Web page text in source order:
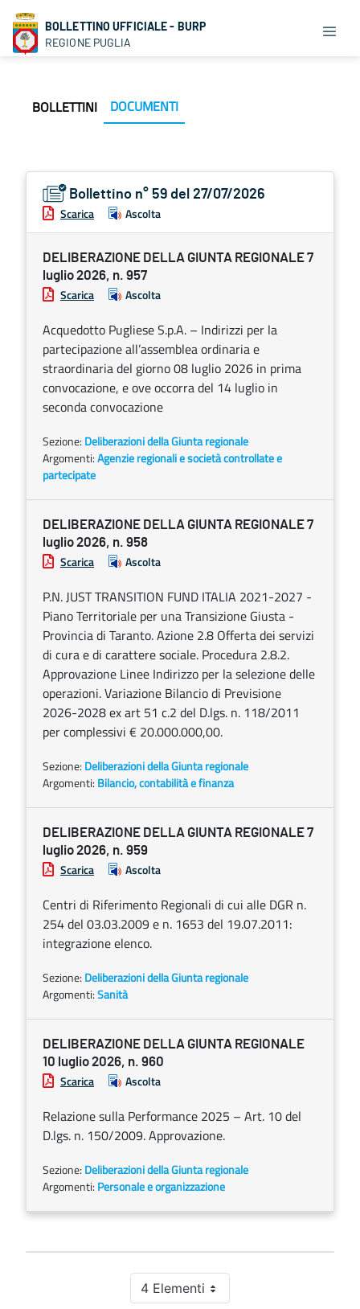
BOLLETTINO UFFICIALE - BURP
REGIONE PUGLIA
BOLLETTINI DOCUMENTI
Bollettino n° 59 del 27/07/2026
Scarica Ascolta
DELIBERAZIONE DELLA GIUNTA REGIONALE 7
luglio 2026, n. 957
Scarica Ascolta
Acquedotto Pugliese S.p.A. – Indirizzi per la
partecipazione all’assemblea ordinaria e
straordinaria del giorno 08 luglio 2026 in prima
convocazione, e ove occorra del 14 luglio in
seconda convocazione
Sezione: Deliberazioni della Giunta regionale
Argomenti:Agenzie regionali e società controllate e
partecipate
DELIBERAZIONE DELLA GIUNTA REGIONALE 7
luglio 2026, n. 958
Scarica Ascolta
P.N. JUST TRANSITION FUND ITALIA 2021-2027 -
Piano Territoriale per una Transizione Giusta -
Provincia di Taranto. Azione 2.8 Offerta dei servizi
di cura e di carattere sociale. Procedura 2.8.2.
Approvazione Linee Indirizzo per la selezione delle
operazioni. Variazione Bilancio di Previsione
2026-2028 ex art 51 c.2 del D.lgs. n. 118/2011
per complessivi € 20.000.000,00.
Sezione: Deliberazioni della Giunta regionale
Argomenti: Bilancio, contabilità e finanza
DELIBERAZIONE DELLA GIUNTA REGIONALE 7
luglio 2026, n. 959
Scarica Ascolta
Centri di Riferimento Regionali di cui alle DGR n.
254 del 03.03.2009 e n. 1653 del 19.07.2011:
integrazione elenco.
Sezione: Deliberazioni della Giunta regionale
Argomenti:Sanità
DELIBERAZIONE DELLA GIUNTA REGIONALE
10 luglio 2026, n. 960
Scarica Ascolta
Relazione sulla Performance 2025 – Art. 10 del
D.lgs. n. 150/2009. Approvazione.
Sezione: Deliberazioni della Giunta regionale
Argomenti: Personale e organizzazione
4 ElementiPer pagina